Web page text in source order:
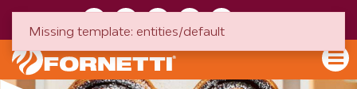
Missing template: entities/default